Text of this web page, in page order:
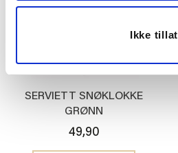
Ikke tillat
SERVIETT SNØKLOKKE
GRØNN
49,90